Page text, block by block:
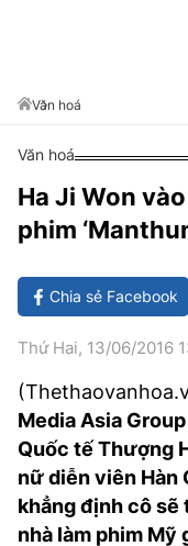
GIẢI TRÍ
CÔNG NGHIỆP VĂN
X-QUANG TIN ĐỒN
VIẾT LẠI ƯỚC MƠ
PHIM
ÂM NHẠC
KBIZ
DU LỊCH
TIN TỨC
ĐIỂM ĐẾN
ẨM THỰC
TƯ VẤN
THẾ GIỚI SAO
HIGHTECH
TIÊU ĐIỂM - SPOTLIGHT
BẠN CẦN BIẾT
ẢNH
BÁO GIẤY
TRA CỨU PHƯỜNG XÃ
Văn hoá
Văn hoá
Ha Ji Won
phim
Chia sẻ Facebook
Thứ Hai, 13/06/2016
Media Asia
Quốc tế Thượng
nữ diễn viên Hàn
khẳng định cô sẽ
nhà làm phim Mỹ